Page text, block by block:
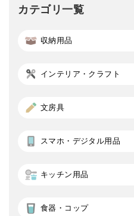
カテゴリ一覧
収納用品
インテリア・クラフト
文房具
スマホ・デジタル用品
キッチン用品
食器・コップ